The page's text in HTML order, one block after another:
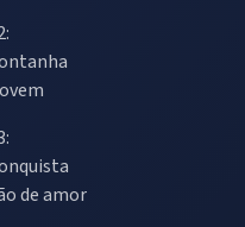
de amor